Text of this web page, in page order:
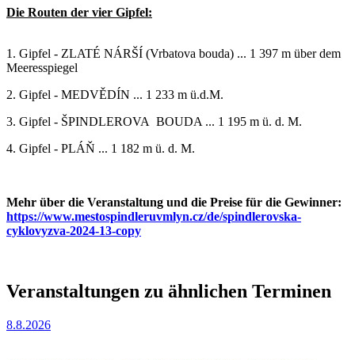
Die Routen der vier Gipfel:
1. Gipfel - ZLATÉ NÁRŠÍ (Vrbatova bouda) ... 1 397 m über dem
Meeresspiegel
2. Gipfel - MEDVĚDÍN ... 1 233 m ü.d.M.
3. Gipfel - ŠPINDLEROVA BOUDA ... 1 195 m ü. d. M.
4. Gipfel - PLÁŇ ... 1 182 m ü. d. M.
Mehr über die Veranstaltung und die Preise für die Gewinner:
https://www.mestospindleruvmlyn.cz/de/spindlerovska-
cyklovyzva-2024-13-copy
Veranstaltungen zu ähnlichen Terminen
8.8.2026